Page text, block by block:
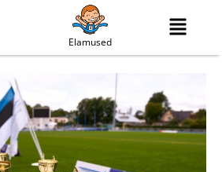
Elamused